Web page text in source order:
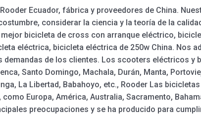
Ecuador, fábrica y proveedores de China.
considerar la ciencia y la teoría de la
bicicleta de cross con arranque eléctrico,
eléctrica, bicicleta eléctrica de 250w China. Nos
de los clientes. Los scooters eléctricos y
Santo Domingo, Machala, Durán, Manta,
La Libertad, Babahoyo, etc., Rooder Las
Europa, América, Australia, Sacramento,
preocupaciones y se ha producido para